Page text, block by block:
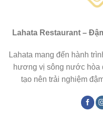
Lahata Restaurant –
Lahata mang đến hành
hương vị sông nước hòa
tạo nên trải nghiệm